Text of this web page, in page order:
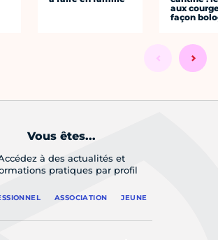
aux
façon
Vous êtes...
à des actualités et
pratiques par profil
ASSOCIATION JEUNE